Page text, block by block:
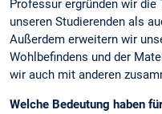
Professur ergründen wir
unseren Studierenden als
Außerdem erweitern wir
Wohlbefindens und der
wir auch mit anderen
Welche Bedeutung haben